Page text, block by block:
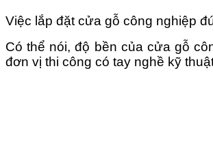
Việc lắp đặt cửa gỗ công nghiệp
Có thể nói, độ bền của cửa gỗ
đơn vị thi công có tay nghề kỹ